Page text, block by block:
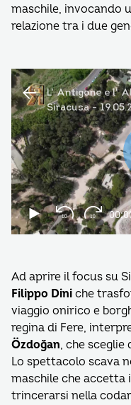
maschile, invocando
relazione tra i due
Ad aprire il focus su
Filippo Dini che
viaggio onirico e
regina di Fere,
Özdoğan, che
Lo spettacolo scava
maschile che accetta
trincerarsi nella